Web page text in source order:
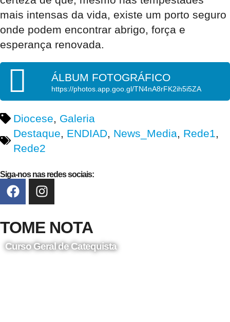
mais intensas da vida, existe um porto seguro
onde podem encontrar abrigo, força e
esperança renovada.
ÁLBUM FOTOGRÁFICO
https://photos.app.goo.gl/TN4nA8rFK2ih5i5ZA
Diocese, Galeria
Destaque, ENDIAD, News_Media, Rede1,
Rede2
Siga-nos nas redes sociais:
TOME NOTA
Curso Geral de Catequista